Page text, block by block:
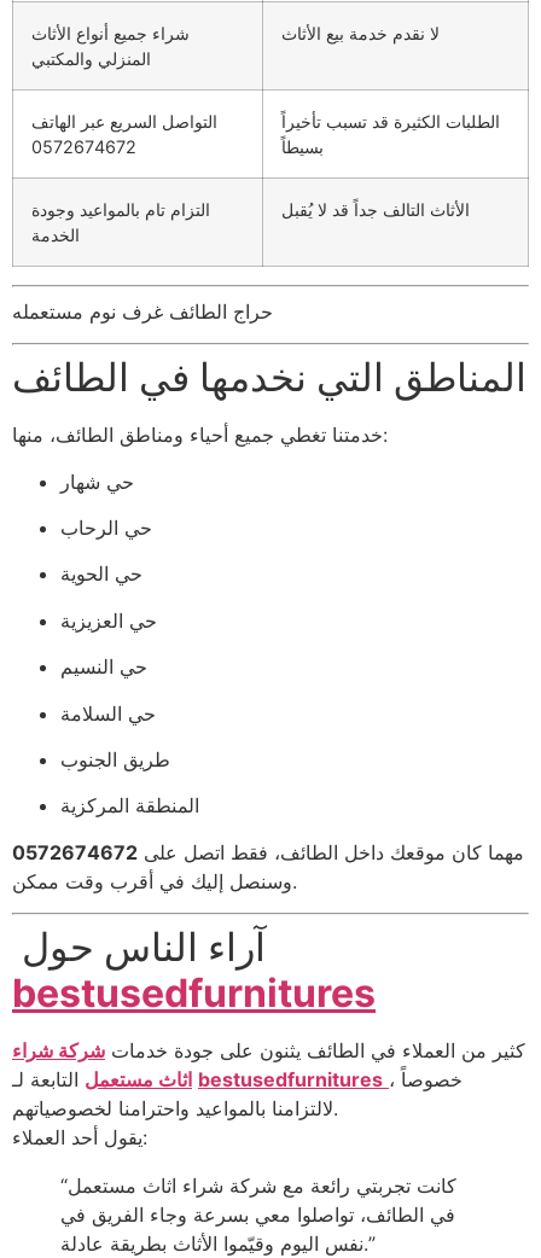
شراء جميع أنواع الأثاث
المنزلي والمكتبي
لا نقدم خدمة بيع الأثاث
التواصل السريع عبر الهاتف
0572674672
الطلبات الكثيرة قد تسبب تأخيراً
بسيطاً
التزام تام بالمواعيد وجودة
الخدمة
الأثاث التالف جداً قد لا يُقبل
حراج الطائف غرف نوم مستعمله
المناطق التي نخدمها في الطائف
خدمتنا تغطي جميع أحياء ومناطق الطائف، منها:
حي شهار
حي الرحاب
حي الحوية
حي العزيزية
حي النسيم
حي السلامة
طريق الجنوب
المنطقة المركزية
مهما كان موقعك داخل الطائف، فقط اتصل على 0572674672
وسنصل إليك في أقرب وقت ممكن.
آراء الناس حول
bestusedfurnitures
كثير من العملاء في الطائف يثنون على جودة خدمات شركة شراء
اثاث مستعمل bestusedfurnitures ، خصوصاً
لالتزامنا بالمواعيد واحترامنا لخصوصياتهم.
يقول أحد العملاء:
“كانت تجربتي رائعة مع شركة شراء اثاث مستعمل
في الطائف، تواصلوا معي بسرعة وجاء الفريق في
نفس اليوم وقيّموا الأثاث بطريقة عادلة.”